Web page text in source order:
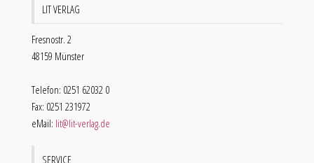
LIT VERLAG
Fresnostr. 2
48159 Münster
Telefon: 0251 62032 0
Fax: 0251 231972
eMail: lit@lit-verlag.de
SERVICE